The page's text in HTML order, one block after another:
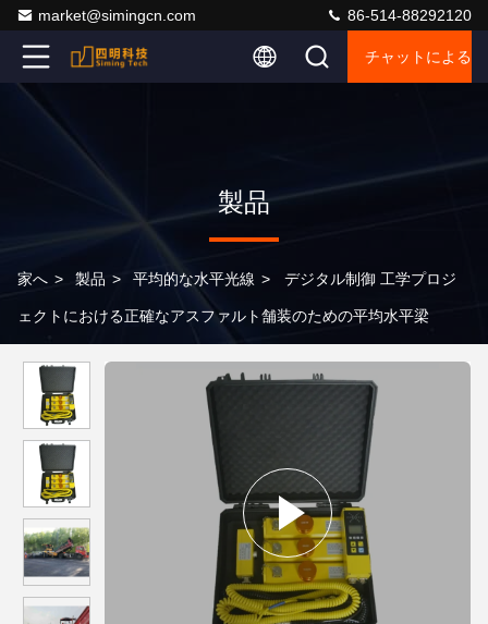
market@simingcn.com 86-514-88292120
チャットによる
製品
家へ > 製品 > 平均的な水平光線 > デジタル制御 工学プロジ
ェクトにおける正確なアスファルト舗装のための平均水平梁